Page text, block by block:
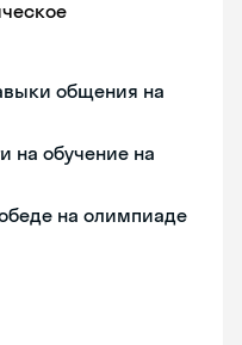
общения на
на обучение на
на олимпиаде